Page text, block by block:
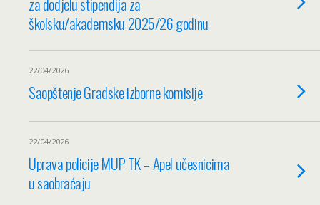
školsku/akademsku 2025/26 godinu
22/04/2026
Saopštenje Gradske izborne komisije
22/04/2026
Uprava policije MUP TK – Apel učesnicima
u saobraćaju